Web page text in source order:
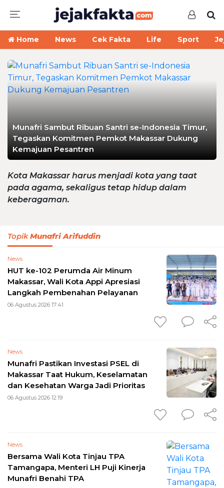
Home News Cek Fakta Life Sport
Munafri Sambut Ribuan Santri se-Indonesia Timur,
Tegaskan Komitmen Pemkot Makassar Dukung
Kemajuan Pesantren
Kota Makassar harus menjadi kota yang taat
pada agama, sekaligus tetap hidup dalam
keberagaman.
TopikMunafri Arifuddin
News
HUT ke-102 Perumda Air Minum
Makassar, Wali Kota Appi Apresiasi
Langkah Pembenahan Pelayanan
06 Agustus 2026 17:41
News
Munafri Pastikan Investasi PSEL di
Makassar Taat Hukum, Keselamatan
dan Kesehatan Warga Jadi Prioritas
06 Agustus 2026 12:19
News
Bersama Wali Kota Tinjau TPA
Tamangapa, Menteri LH Puji Kinerja
Munafri Benahi TPA